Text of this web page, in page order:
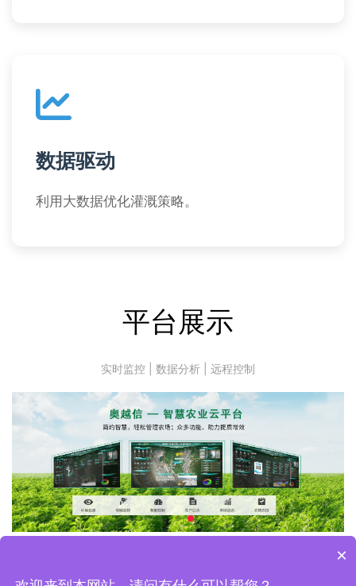
数据驱动
利用大数据优化灌溉策略。
平台展示
实时监控 | 数据分析 | 远程控制
×